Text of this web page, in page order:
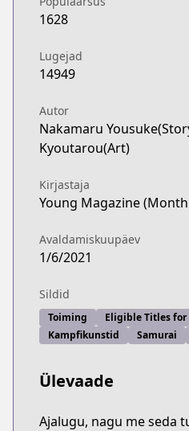
1628
Lugejad
14949
Autor
Nakamaru
Kyoutarou(Art)
Kirjastaja
Young Magazine
Avaldamiskuupäev
1/6/2021
Sildid
Toiming
Eligible Titles for
Kampfikunstid
Samurai
Ülevaade
Ajalugu, nagu me seda